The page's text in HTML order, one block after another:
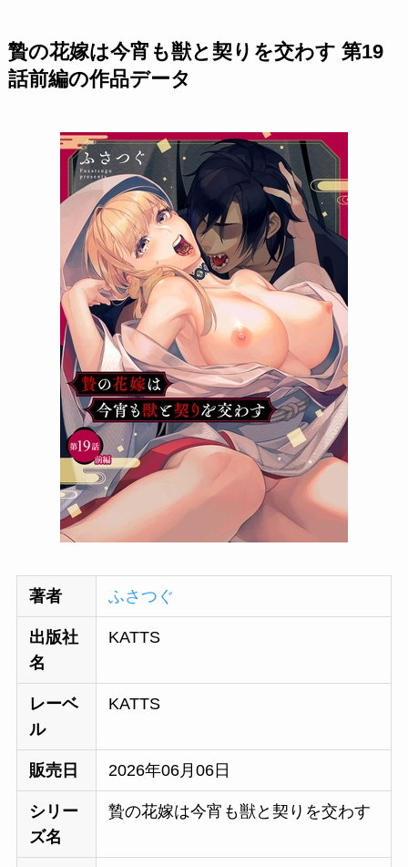
贄の花嫁は今宵も獣と契りを交わす 第19
話前編の作品データ
著者 ふさつぐ
出版社
名
KATTS
レーベ
ル
KATTS
販売日 2026年06月06日
シリー
ズ名
贄の花嫁は今宵も獣と契りを交わす